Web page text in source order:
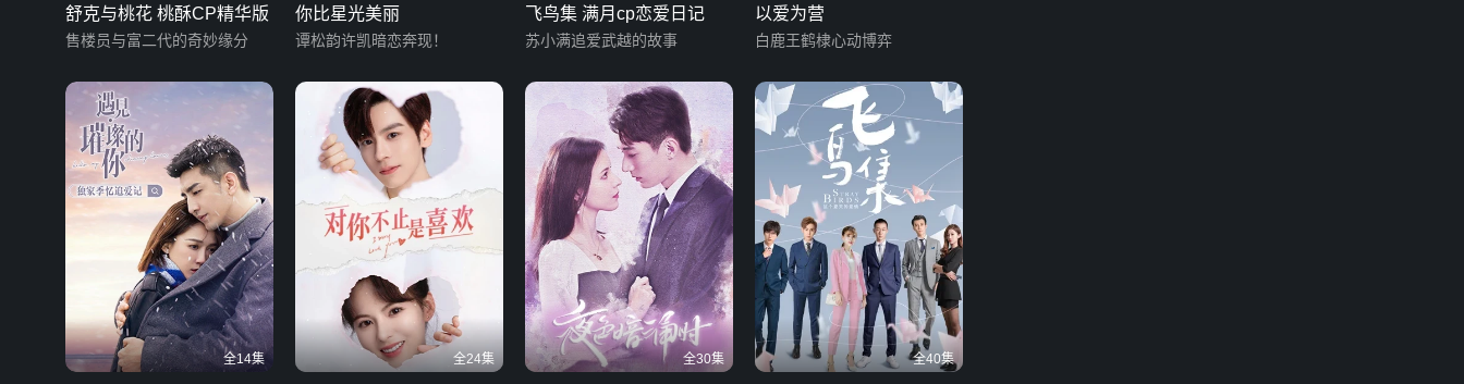
舒克与桃花 桃酥CP精华版
售楼员与富二代的奇妙缘分
你比星光美丽
谭松韵许凯暗恋奔现！
飞鸟集 满月cp恋爱日记
苏小满追爱武越的故事
以爱为营
白鹿王鹤棣心动博弈
全14集 全24集 全30集 全40集